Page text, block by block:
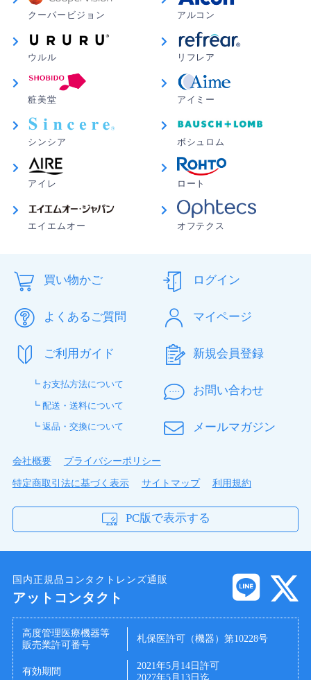
製品スペック
スト2 レンズスペック
承認番号
チモイスト2／30枚入り・90枚入り
ロートニッテン株式会社
1箱 90枚入(片眼3ヶ月分)
使用期間
1day
ブ）
度数（球
+0.25 ～ +3.00（0.25ステップ）
-6.50 ～ -12.00（0.50ステップ）
レンズ直
14.2mm
中心厚
含水率
クーパービジョン アルコン
ウルル リフレア
粧美堂 アイミー
シンシア ボシュロム
アイレ ロート
エイエムオー オフテクス
買い物かご
よくあるご質問
ご利用ガイド
┗ お支払方法について
┗ 配送・送料について
┗ 返品・交換について
ログイン
マイページ
新規会員登録
お問い合わせ
メールマガジン
会社概要
プライバシーポリシー
特定商取引法に基づく表示
サイトマップ 利用規約
PC版で表示する
国内正規品コンタクトレンズ通販
アットコンタクト
高度管理医療機器等
販売業許可番号
札保医許可（機器）第10228号
有効期間
2021年5月14日許可
2027年5月13日迄